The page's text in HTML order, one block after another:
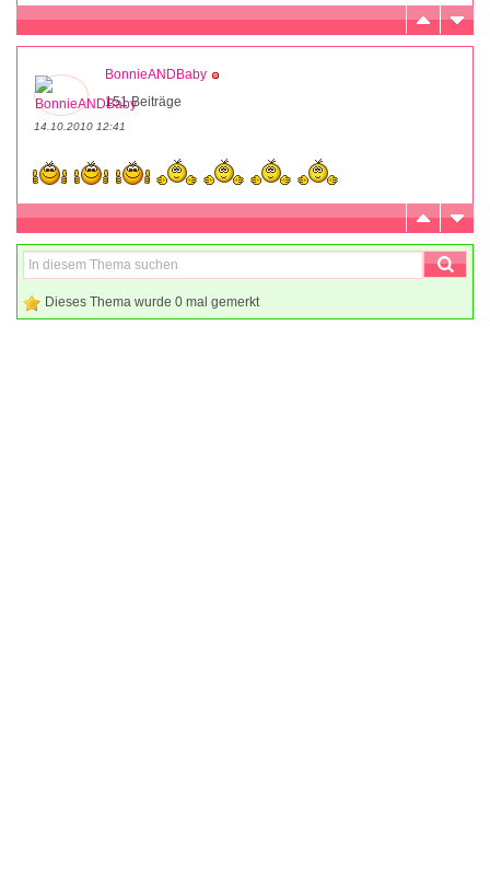
BonnieANDBaby
151 Beiträge
14.10.2010 12:41
Dieses Thema wurde 0 mal gemerkt